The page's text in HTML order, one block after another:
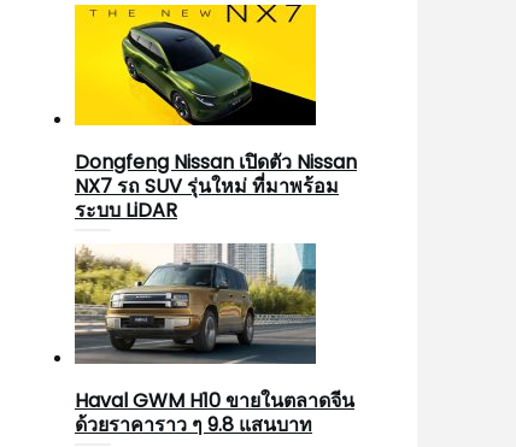
Dongfeng Nissan เปิดตัว Nissan
NX7 รถ SUV รุ่นใหม่ ที่มาพร้อม
ระบบ LiDAR
Haval GWM H10 ขายในตลาดจีน
ด้วยราคาราว ๆ 9.8 แสนบาท